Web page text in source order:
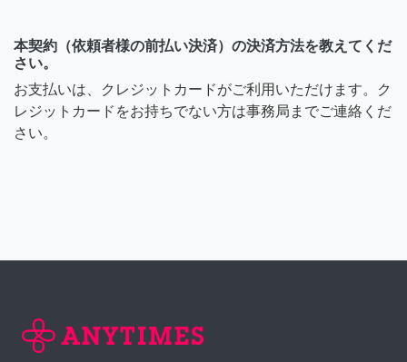
本契約（依頼者様の前払い決済）の決済方法を教えてくだ
さい。
お支払いは、クレジットカードがご利用いただけます。ク
レジットカードをお持ちでない方は事務局までご連絡くだ
さい。